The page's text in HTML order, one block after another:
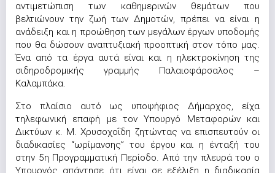
αντιμετώπιση των καθημερινών θεμάτων που
βελτιώνουν την ζωή των Δημοτών, πρέπει να είναι η
ανάδειξη και η προώθηση των μεγάλων έργων υποδομής
που θα δώσουν αναπτυξιακή προοπτική στον τόπο μας.
Ένα από τα έργα αυτά είναι και η ηλεκτροκίνηση της
σιδηροδρομικής γραμμής Παλαιοφάρσαλος –
Καλαμπάκα.
Στο πλαίσιο αυτό ως υποψήφιος Δήμαρχος, είχα
τηλεφωνική επαφή με τον Υπουργό Μεταφορών και
Δικτύων κ. Μ. Χρυσοχοΐδη ζητώντας να επισπευτούν οι
διαδικασίες “ωρίμανσης” του έργου και η ένταξή του
στην 5η Προγραμματική Περίοδο. Από την πλευρά του ο
Υπουργός απάντησε ότι είναι σε εξέλιξη η διαδικασία